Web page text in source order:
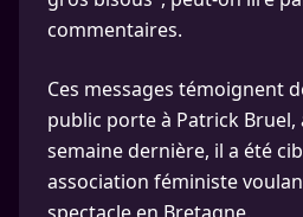
commentaires.
Ces messages témoignent
public porte à Patrick Bruel,
semaine dernière, il a été
association féministe